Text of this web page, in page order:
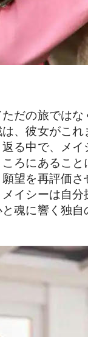
だの旅では
、彼女がこ
る中で、メ
ろにあるこ
望を再評価
イシーは自
魂に響く独